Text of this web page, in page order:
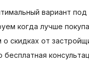
вариант под
когда лучше
скидках от